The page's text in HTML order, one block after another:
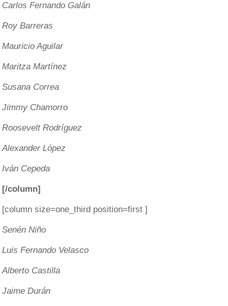
Carlos Fernando Galán
Roy Barreras
Mauricio Aguilar
Maritza Martínez
Susana Correa
Jimmy Chamorro
Roosevelt Rodríguez
Alexander López
Iván Cepeda
[/column]
[column size=one_third position=first ]
Senén Niño
Luis Fernando Velasco
Alberto Castilla
Jaime Durán